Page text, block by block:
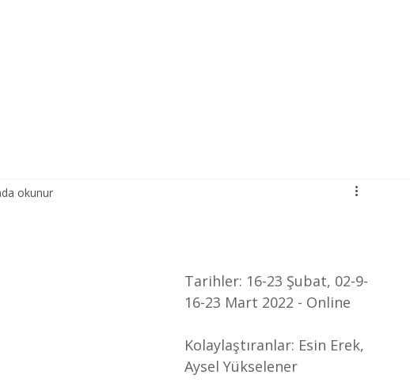
okunur
Tarihler: 16-23 Şubat, 02-9-
16-23 Mart 2022 - Online
Kolaylaştıranlar: Esin Erek,
Aysel Yükselener